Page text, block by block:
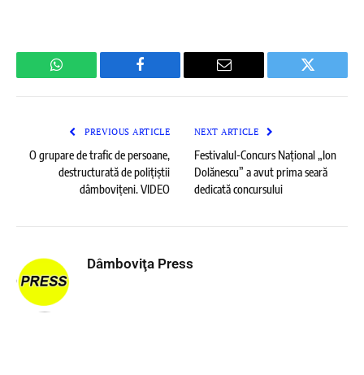
WhatsApp Facebook Email Twitter
PREVIOUS ARTICLE
O grupare de trafic de persoane,
destructurată de polițiștii
dâmbovițeni. VIDEO
NEXT ARTICLE
Festivalul-Concurs Național „Ion
Dolănescu” a avut prima seară
dedicată concursului
Dâmboviţa Press